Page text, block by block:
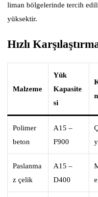
liman bölgelerinde tercih
yüksektir.
Hızlı
Malzeme
Yük
Kapasite
si
Polimer
beton
A15 –
F900
Paslanma
z çelik
A15 –
D400